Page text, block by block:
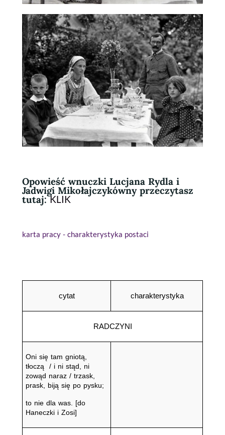
Opowieść wnuczki Lucjana Rydla i
Jadwigi Mikołajczykówny przeczytasz
tutaj:KLIK
karta pracy - charakterystyka postaci
cytat charakterystyka
RADCZYNI
Oni się tam gniotą,
tłoczą  / i ni stąd, ni
zowąd naraz / trzask,
prask, bĳą się po pysku;
to nie dla was. [do
Haneczki i Zosi]